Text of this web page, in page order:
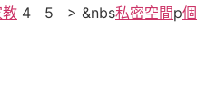
教 4 5 > &nbs私密空間p